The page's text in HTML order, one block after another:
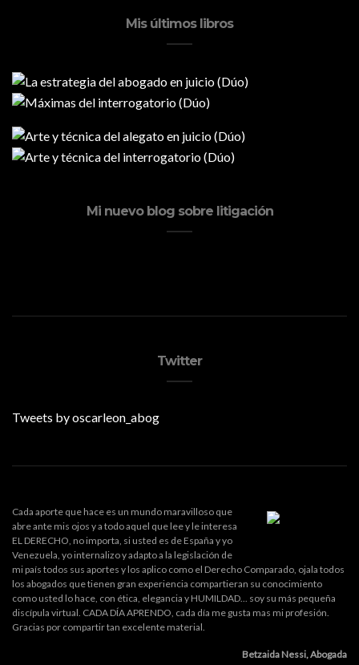
Mis últimos libros
Mi nuevo blog sobre litigación
Twitter
Tweets by oscarleon_abog
Cada aporte que hace es un mundo maravilloso que
abre ante mis ojos y a todo aquel que lee y le interesa
EL DERECHO, no importa, si usted es de España y yo
Venezuela, yo internalizo y adapto a la legislación de
mi país todos sus aportes y los aplico como el Derecho Comparado, ojala todos
los abogados que tienen gran experiencia compartieran su conocimiento
como usted lo hace, con ética, elegancia y HUMILDAD... soy su más pequeña
discípula virtual. CADA DÍA APRENDO, cada día me gusta mas mi profesión.
Gracias por compartir tan excelente material.
Betzaida Nessi, Abogada